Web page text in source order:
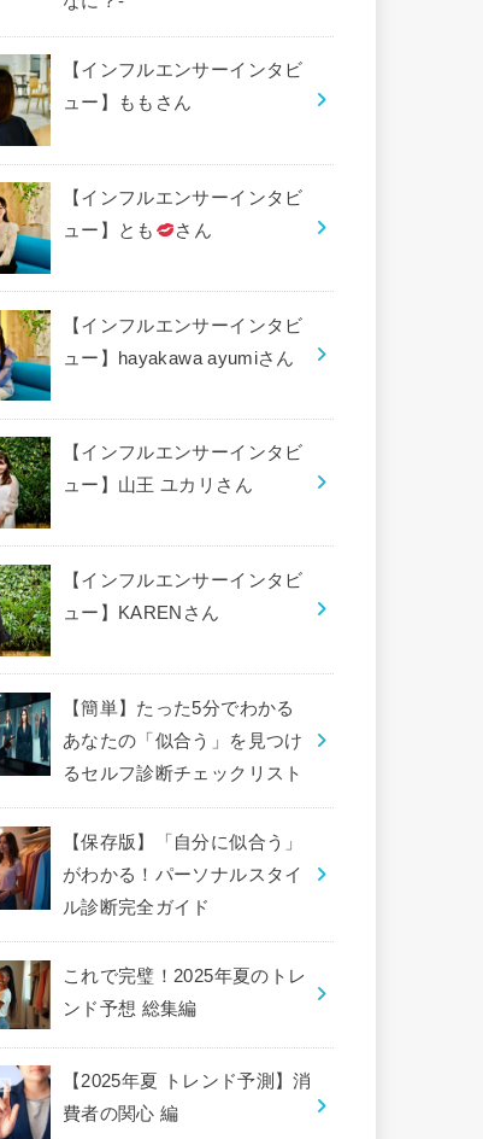
【インフルエンサーインタビ
ュー】ももさん
【インフルエンサーインタビ
ュー】とも
さん
【インフルエンサーインタビ
ュー】hayakawa ayumiさん
【インフルエンサーインタビ
ュー】山王 ユカリさん
【インフルエンサーインタビ
ュー】KARENさん
【簡単】たった5分でわかる
あなたの「似合う」を見つけ
るセルフ診断チェックリスト
【保存版】「自分に似合う」
がわかる！パーソナルスタイ
ル診断完全ガイド
これで完璧！2025年夏のトレ
ンド予想 総集編
【2025年夏 トレンド予測】消
費者の関心 編